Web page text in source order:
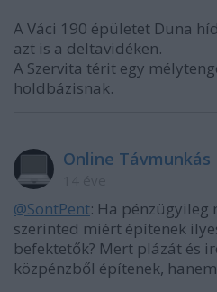
A Váci 190 épületet Duna
azt is a deltavidéken.
A Szervita térit egy
holdbázisnak.
Online Távmunkás
@SontPent: Ha pénzügyileg
szerinted miért építenek
befektetők? Mert plázát és
közpénzből építenek,